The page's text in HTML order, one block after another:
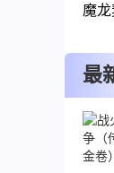
魔
最